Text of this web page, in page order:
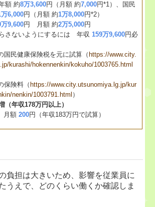
額 約8万3,600円（月額 約7,000円*1）、国民
6,000円（月額 約1万8,000円*2）
9,600円 月額 約2万5,000円
さないようにするには 年収159万9,600円必
国民健康保険税を元に試算（ https://www.city.
kurashi/hokennenkin/kokuho/1003765.html
保険料（ https://www.city.utsunomiya.lg.jp/kur
nenkin/1003791.html ）
（年収178万円以上）
月額200円（年収183万円で試算）
負担は大きいため、影響を従業員に
うえで、どのくらい働くか確認しま